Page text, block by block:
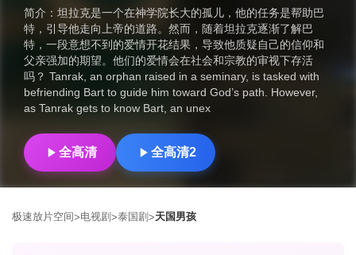
简介： 坦拉克是一个在神学院长大的孤儿，他的任务是帮助巴
特，引导他走向上帝的道路。然而，随着坦拉克逐渐了解巴
特，一段意想不到的爱情开花结果，导致他质疑自己的信仰和
父亲强加的期望。他们的爱情会在社会和宗教的审视下存活
吗？ Tanrak, an orphan raised in a seminary, is tasked with
befriending Bart to guide him toward God’s path. However,
as Tanrak gets to know Bart, an unex
全高清 全高清2
极速放片空间>电视剧 >泰国剧 >天国男孩